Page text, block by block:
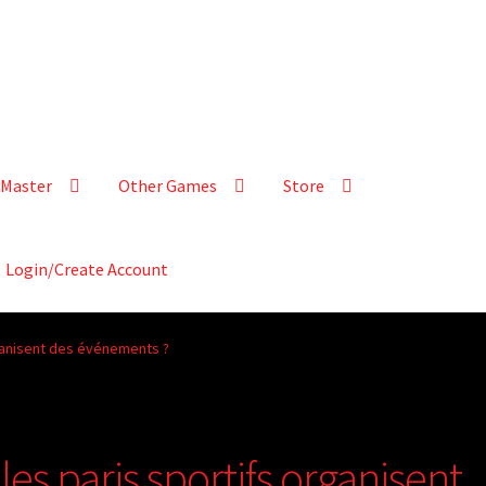
Other Games Store
Login/Create Account
des événements ?